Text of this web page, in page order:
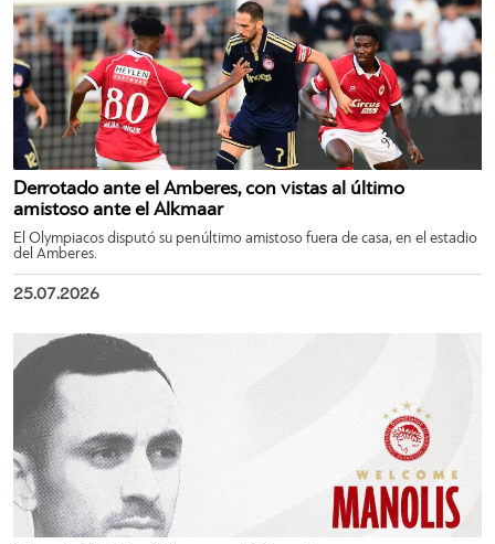
Derrotado ante el Amberes, con vistas al último
amistoso ante el Alkmaar
El Olympiacos disputó su penúltimo amistoso fuera de casa, en el estadio
del Amberes.
25.07.2026